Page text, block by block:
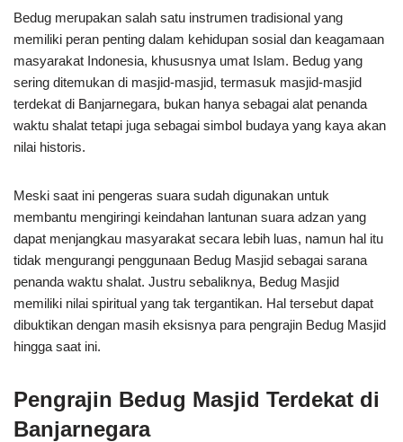
Bedug merupakan salah satu instrumen tradisional yang
memiliki peran penting dalam kehidupan sosial dan keagamaan
masyarakat Indonesia, khususnya umat Islam. Bedug yang
sering ditemukan di masjid-masjid, termasuk masjid-masjid
terdekat di Banjarnegara, bukan hanya sebagai alat penanda
waktu shalat tetapi juga sebagai simbol budaya yang kaya akan
nilai historis.
Meski saat ini pengeras suara sudah digunakan untuk
membantu mengiringi keindahan lantunan suara adzan yang
dapat menjangkau masyarakat secara lebih luas, namun hal itu
tidak mengurangi penggunaan Bedug Masjid sebagai sarana
penanda waktu shalat. Justru sebaliknya, Bedug Masjid
memiliki nilai spiritual yang tak tergantikan. Hal tersebut dapat
dibuktikan dengan masih eksisnya para pengrajin Bedug Masjid
hingga saat ini.
Pengrajin Bedug Masjid Terdekat di
Banjarnegara